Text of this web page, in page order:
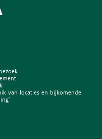
van locaties en bijkomende